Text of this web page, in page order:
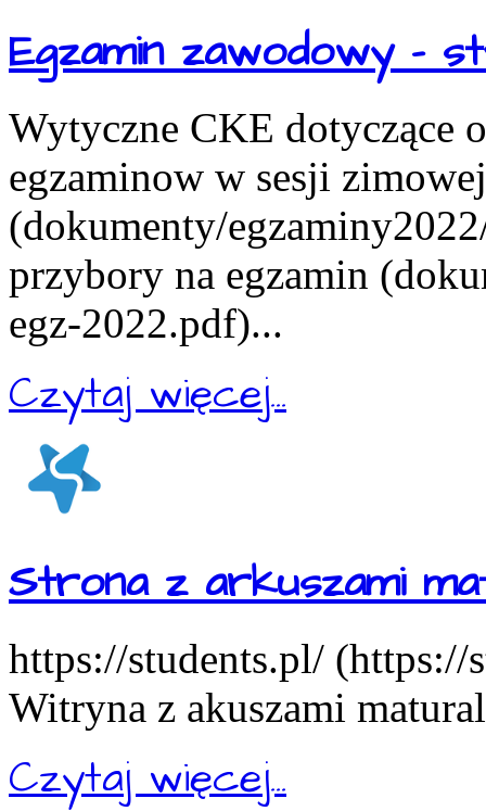
Egzamin zawodowy -
Wytyczne CKE dotyczące
egzaminow w sesji
(dokumenty/
przybory na egzamin
egz-2022.pdf)...
Czytaj więcej...
Strona z arkuszami
https://students.pl/ (https://
Witryna z akuszami
Czytaj więcej...